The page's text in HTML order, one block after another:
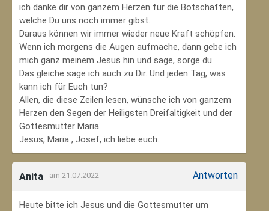
ich danke dir von ganzem Herzen für die Botschaften,
welche Du uns noch immer gibst.
Daraus können wir immer wieder neue Kraft schöpfen.
Wenn ich morgens die Augen aufmache, dann gebe ich
mich ganz meinem Jesus hin und sage, sorge du.
Das gleiche sage ich auch zu Dir. Und jeden Tag, was
kann ich für Euch tun?
Allen, die diese Zeilen lesen, wünsche ich von ganzem
Herzen den Segen der Heiligsten Dreifaltigkeit und der
Gottesmutter Maria.
Jesus, Maria , Josef, ich liebe euch.
Anita am 21.07.2022 Antworten
Heute bitte ich Jesus und die Gottesmutter um